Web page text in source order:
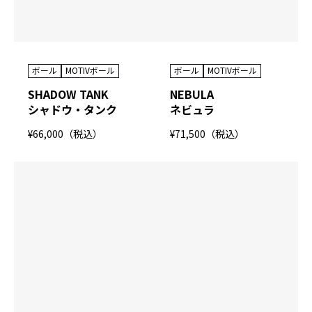
ボール MOTIVボール
SHADOW TANK
シャドウ・タンク
¥66,000（税込）
ボール MOTIVボール
NEBULA
ネビュラ
¥71,500（税込）